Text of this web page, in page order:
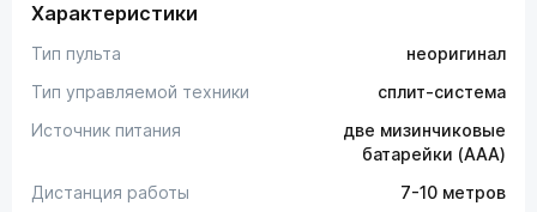
Характеристики
Тип пульта
неоригинал
Тип управляемой техники
сплит-система
Источник питания
две мизинчиковые
батарейки (AAA)
Дистанция работы
7-10 метров